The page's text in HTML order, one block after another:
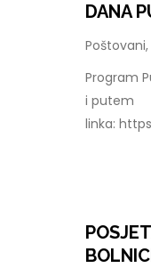
DANA
Poštovani,
Program
i putem
linka: